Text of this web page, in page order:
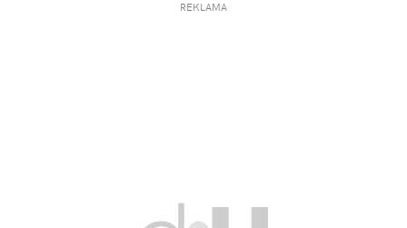
REKLAMA